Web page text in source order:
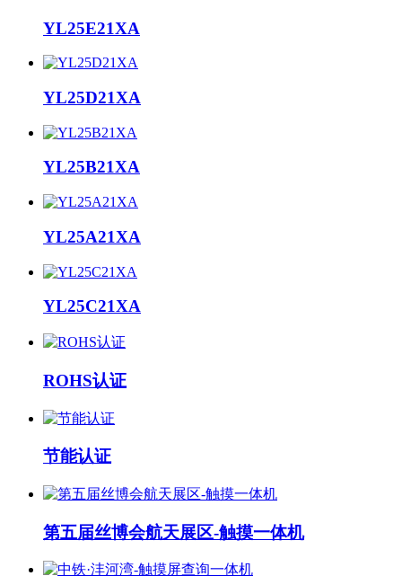
YL25E21XA
YL25D21XA
YL25B21XA
YL25A21XA
YL25C21XA
ROHS认证
节能认证
第五届丝博会航天展区-触摸一体机